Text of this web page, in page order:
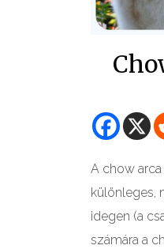
A chow
különleges,
idegen (a
számára a